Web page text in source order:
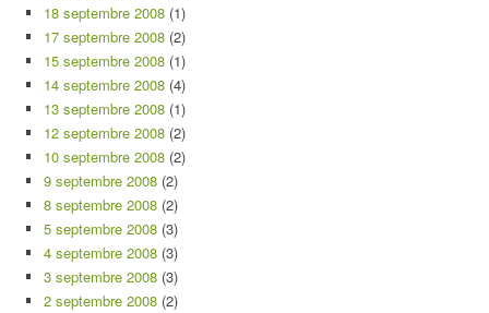
18 septembre 2008 (1)
17 septembre 2008 (2)
15 septembre 2008 (1)
14 septembre 2008 (4)
13 septembre 2008 (1)
12 septembre 2008 (2)
10 septembre 2008 (2)
9 septembre 2008 (2)
8 septembre 2008 (2)
5 septembre 2008 (3)
4 septembre 2008 (3)
3 septembre 2008 (3)
2 septembre 2008 (2)